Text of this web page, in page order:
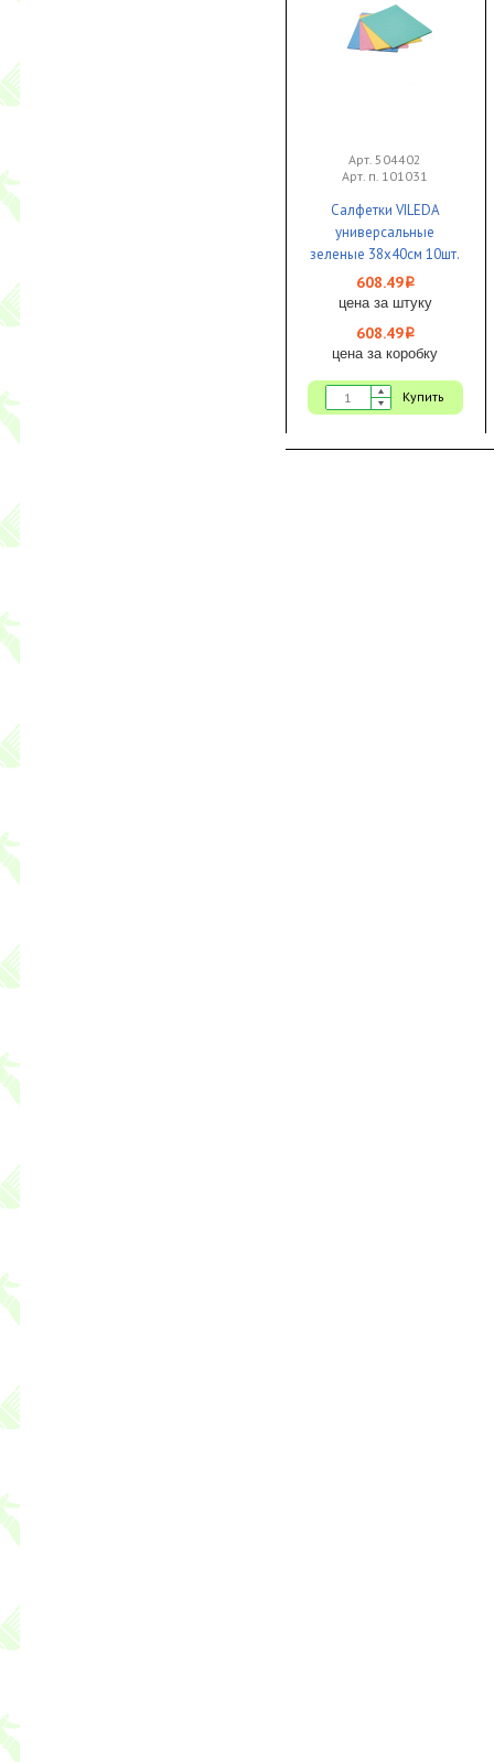
Арт. 504402
Арт. п. 101031
Салфетки VILEDA
универсальные
зеленые 38х40см 10шт.
1/10
608.49i
цена за штуку
608.49i
цена за коробку
Купить